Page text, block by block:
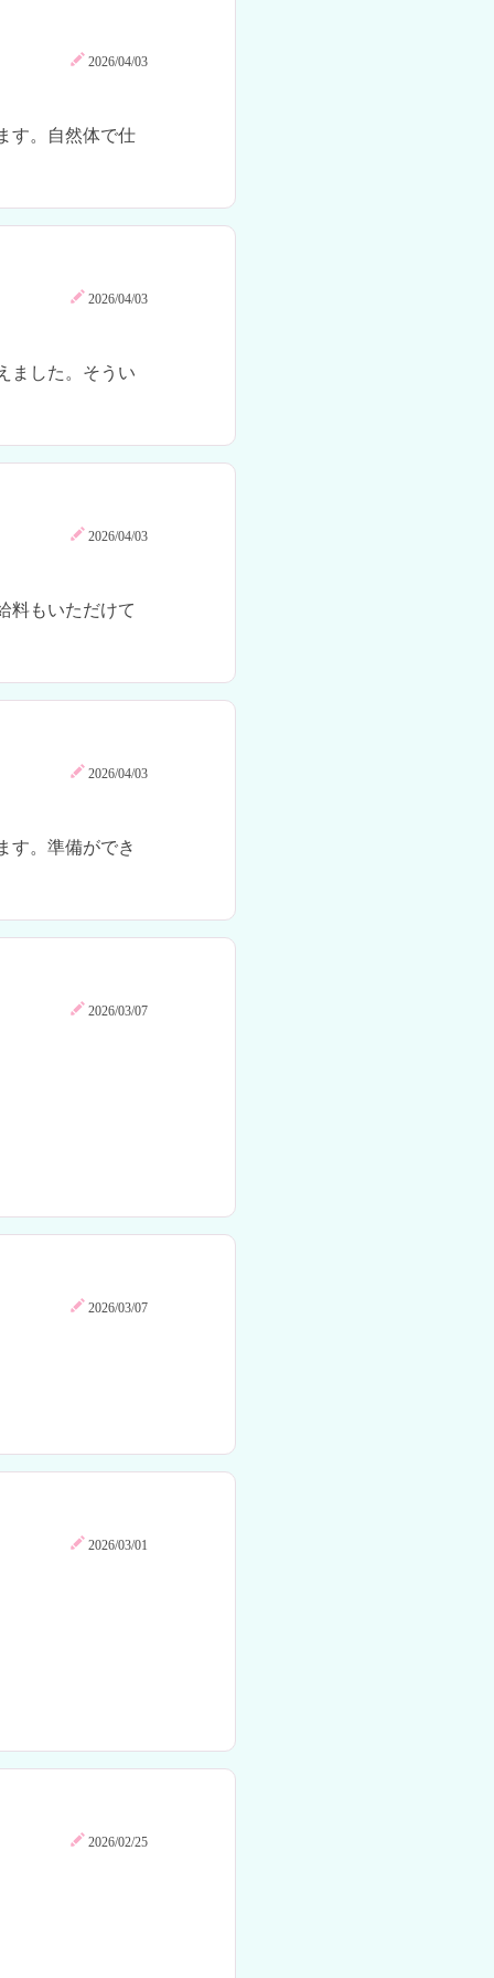
2026/04/03
す。自然体で仕
2026/04/03
ました。そうい
2026/04/03
料もいただけて
2026/04/03
す。準備ができ
2026/03/07
2026/03/07
2026/03/01
2026/02/25